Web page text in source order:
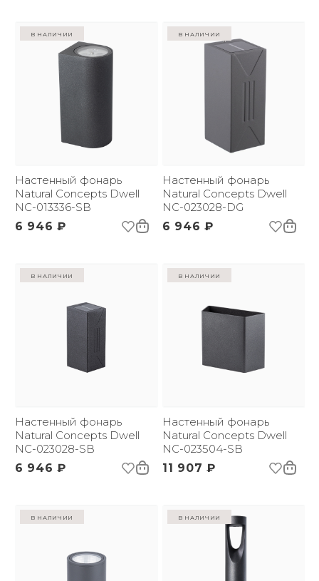
в наличии
Настенный фонарь
Natural Concepts Dwell
NC-013336-SB
6 946 ₽
в наличии
Настенный фонарь
Natural Concepts Dwell
NC-023028-DG
6 946 ₽
в наличии
Настенный фонарь
Natural Concepts Dwell
NC-023028-SB
6 946 ₽
в наличии
Настенный фонарь
Natural Concepts Dwell
NC-023504-SB
11 907 ₽
в наличии в наличии